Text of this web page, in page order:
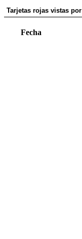
Tarjetas rojas vistas
Fecha